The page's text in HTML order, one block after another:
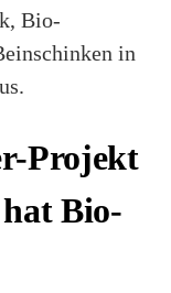
Bio-
in
Projekt
Bio-